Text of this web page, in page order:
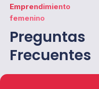
Emprendimiento
femenino
Preguntas
Frecuentes